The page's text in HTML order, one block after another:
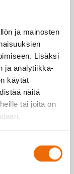
ja mainosten
Lisäksi
ja analytiikka-
käytät
näitä
tai joita on
hintaan